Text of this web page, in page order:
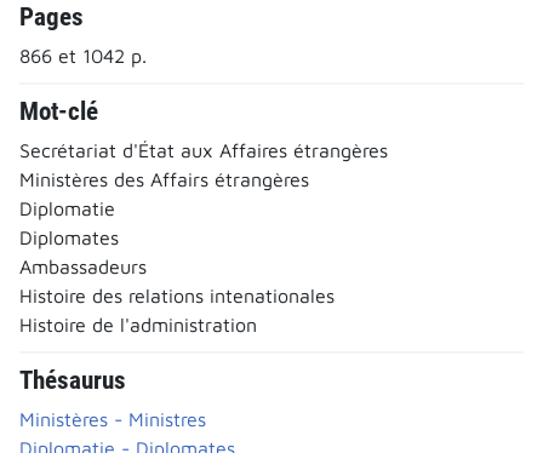
Pages
866 et 1042 p.
Mot-clé
Secrétariat d'État aux Affaires étrangères
Ministères des Affairs étrangères
Diplomatie
Diplomates
Ambassadeurs
Histoire des relations intenationales
Histoire de l'administration
Thésaurus
Ministères - Ministres
Diplomatie - Diplomates